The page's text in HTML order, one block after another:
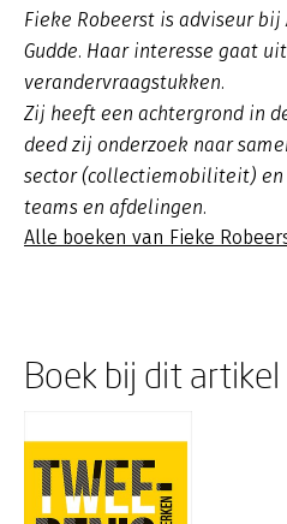
Fieke Robeerst is adviseur bij
Gudde. Haar interesse gaat
verandervraagstukken.
Zij heeft een achtergrond in
deed zij onderzoek naar
sector (collectiemobiliteit) en
teams en afdelingen.
Alle boeken van Fieke
Boek bij dit artikel